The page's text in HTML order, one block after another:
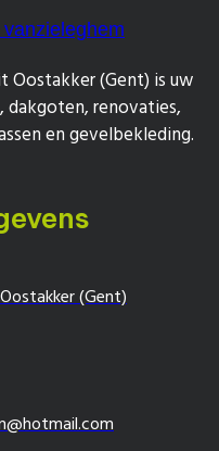
Oostakker (Gent) is uw
renovaties,
en gevelbekleding.
(Gent)